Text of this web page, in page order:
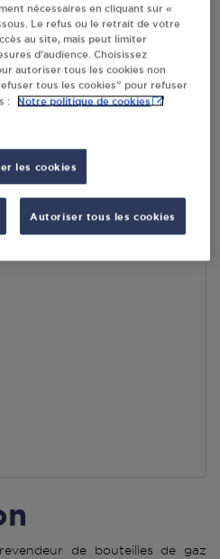
j’autorise le traitement
IP) et leur transfert hors UE
la carte.
En savoir plus
de bouteilles de gaz
nécessaires en cliquant sur «
Le refus ou le retrait de votre
au site, mais peut limiter
d’audience. Choisissez
autoriser tous les cookies non
tous les cookies” pour refuser
:
Notre politique de cookies
les cookies
Autoriser tous les cookies